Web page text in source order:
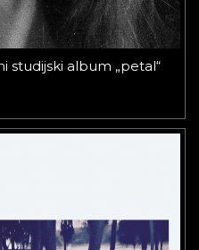
studijski album „petal“